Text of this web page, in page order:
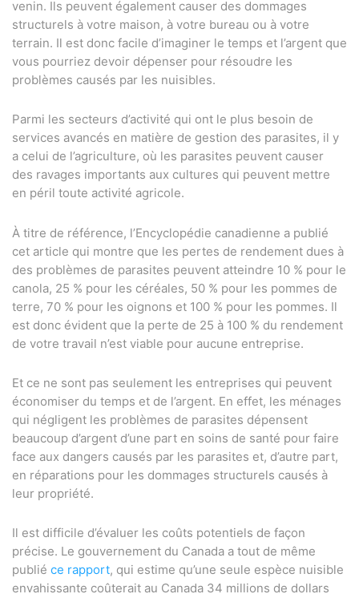
venin. Ils peuvent également causer des dommages
structurels à votre maison, à votre bureau ou à votre
terrain. Il est donc facile d’imaginer le temps et l’argent que
vous pourriez devoir dépenser pour résoudre les
problèmes causés par les nuisibles.
Parmi les secteurs d’activité qui ont le plus besoin de
services avancés en matière de gestion des parasites, il y
a celui de l’agriculture, où les parasites peuvent causer
des ravages importants aux cultures qui peuvent mettre
en péril toute activité agricole.
À titre de référence, l’Encyclopédie canadienne a publié
cet article qui montre que les pertes de rendement dues à
des problèmes de parasites peuvent atteindre 10 % pour le
canola, 25 % pour les céréales, 50 % pour les pommes de
terre, 70 % pour les oignons et 100 % pour les pommes. Il
est donc évident que la perte de 25 à 100 % du rendement
de votre travail n’est viable pour aucune entreprise.
Et ce ne sont pas seulement les entreprises qui peuvent
économiser du temps et de l’argent. En effet, les ménages
qui négligent les problèmes de parasites dépensent
beaucoup d’argent d’une part en soins de santé pour faire
face aux dangers causés par les parasites et, d’autre part,
en réparations pour les dommages structurels causés à
leur propriété.
Il est difficile d’évaluer les coûts potentiels de façon
précise. Le gouvernement du Canada a tout de même
publié ce rapport, qui estime qu’une seule espèce nuisible
envahissante coûterait au Canada 34 millions de dollars